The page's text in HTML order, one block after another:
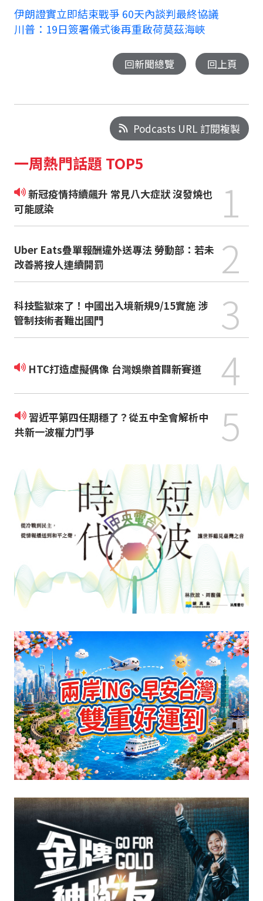
伊朗證實立即結束戰爭 60天內談判最終協議
川普：19日簽署儀式後再重啟荷莫茲海峽
回新聞總覽 回上頁
Podcasts URL 訂閱複製
一周熱門話題 TOP5
新冠疫情持續飆升 常見八大症狀 沒發燒也
可能感染
1
Uber Eats疊單報酬違外送專法 勞動部：若未
改善將按人連續開罰
2
科技監獄來了！中國出入境新規9/15實施 涉
管制技術者難出國門
3
HTC打造虛擬偶像 台灣娛樂首闢新賽道 4
習近平第四任期穩了？從五中全會解析中
共新一波權力鬥爭
5